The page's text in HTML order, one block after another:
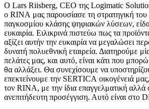
Ο Lars Riisberg, CEO της Logimatic
ο RINA μας παρουσίασε τη στρατηγική
παγκοσμίου κλάσης ψηφιακών λύσεων,
ευκαιρία. Ειλικρινά πιστεύω πως τα
αξίζει αυτήν την ευκαιρία να μεγαλώσει
δυνατή πολυεθνική εταιρεία. Διατηρούμε
πελάτες μας, και αυτό, είναι κάτι που
θα αλλάξει. Θα συνεχίσουμε να
επεκτείνουμε την SERTICA οικογένειά
τον RINA, με την ίδια επαγγελματική αλλά
ανεπιτήδευτη προσέγγιση. Αυτό είναι στο